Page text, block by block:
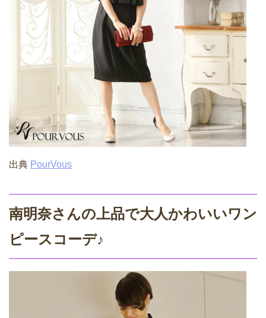
出典 PourVous
南明奈さんの上品で大人かわいいワン
ピースコーデ♪